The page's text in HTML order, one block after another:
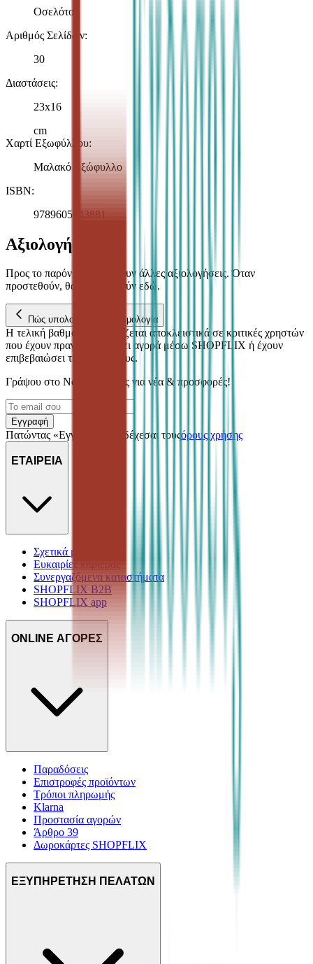
Οσελότος
Αριθμός Σελίδων:
30
Διαστάσεις:
23x16
cm
Χαρτί Εξωφύλλου:
Μαλακό Εξώφυλλο
ISBN:
9789605643881
Αξιολογήσεις
Προς το παρόν δεν υπάρχουν άλλες αξιολογήσεις. Όταν
προστεθούν, θα εμφανιστούν εδώ.
Πώς υπολογίζεται η βαθμολογία
Η τελική βαθμολογία βασίζεται αποκλειστικά σε κριτικές χρηστών
που έχουν πραγματοποιήσει αγορά μέσω SHOPFLIX ή έχουν
επιβεβαιώσει την αγορά τους.
Γράψου στο Νewsletter μας για νέα & προσφορές!
Εγγραφή
Πατώντας «Εγγραφή» αποδέχεσαι τουςόρους χρήσης
ΕΤΑΙΡΕΙΑ
Σχετικά με εμάς
Ευκαιρίες καριέρας
Συνεργαζόμενα καταστήματα
SHOPFLIX B2B
SHOPFLIX app
ONLINE ΑΓΟΡΕΣ
Παραδόσεις
Επιστροφές προϊόντων
Τρόποι πληρωμής
Klarna
Προστασία αγορών
Άρθρο 39
Δωροκάρτες SHOPFLIX
ΕΞΥΠΗΡΕΤΗΣΗ ΠΕΛΑΤΩΝ